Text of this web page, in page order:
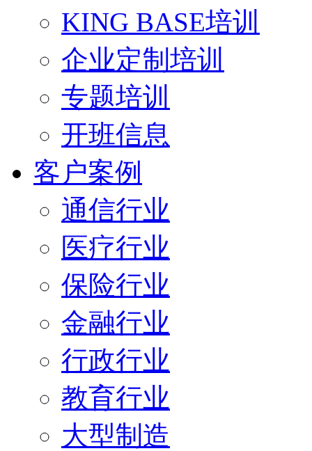
KING BASE培训
企业定制培训
专题培训
开班信息
客户案例
通信行业
医疗行业
保险行业
金融行业
行政行业
教育行业
大型制造